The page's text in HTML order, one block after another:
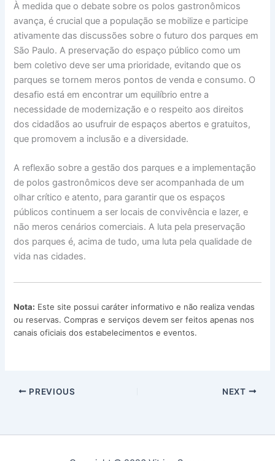
À medida que o debate sobre os polos gastronômicos
avança, é crucial que a população se mobilize e participe
ativamente das discussões sobre o futuro dos parques em
São Paulo. A preservação do espaço público como um
bem coletivo deve ser uma prioridade, evitando que os
parques se tornem meros pontos de venda e consumo. O
desafio está em encontrar um equilíbrio entre a
necessidade de modernização e o respeito aos direitos
dos cidadãos ao usufruir de espaços abertos e gratuitos,
que promovem a inclusão e a diversidade.
A reflexão sobre a gestão dos parques e a implementação
de polos gastronômicos deve ser acompanhada de um
olhar crítico e atento, para garantir que os espaços
públicos continuem a ser locais de convivência e lazer, e
não meros cenários comerciais. A luta pela preservação
dos parques é, acima de tudo, uma luta pela qualidade de
vida nas cidades.
Nota: Este site possui caráter informativo e não realiza vendas
ou reservas. Compras e serviços devem ser feitos apenas nos
canais oficiais dos estabelecimentos e eventos.
PREVIOUS NEXT